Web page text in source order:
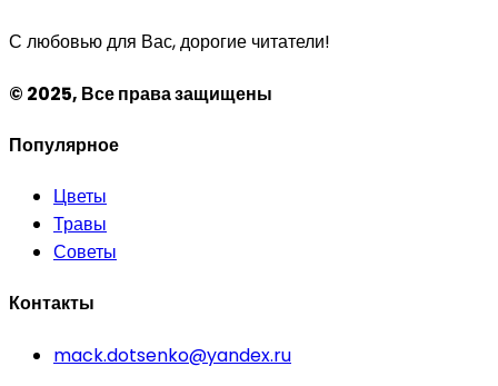
С любовью для Вас, дорогие читатели!
© 2025, Все права защищены
Популярное
Цветы
Травы
Советы
Контакты
mack.dotsenko@yandex.ru